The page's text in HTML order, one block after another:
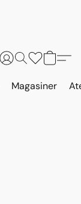
Magasiner